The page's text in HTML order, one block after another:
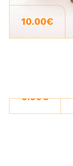
10.00€
6.00€